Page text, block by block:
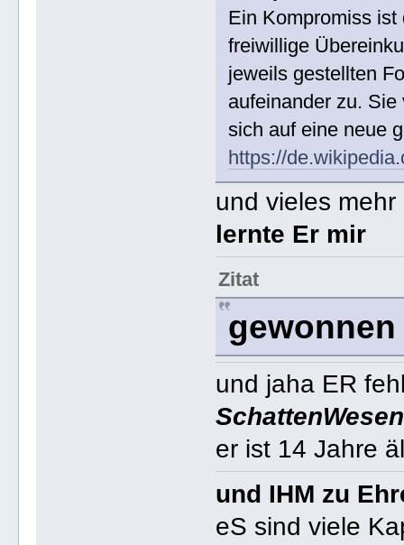
Ein Kompromiss
freiwillige
jeweils gestellten
aufeinander zu.
sich auf eine neue
https://
und vieles mehr
lernte Er mir
Zitat
und jaha ER
SchattenWesen
er ist 14 Jahre
und IHM zu
eS sind viele